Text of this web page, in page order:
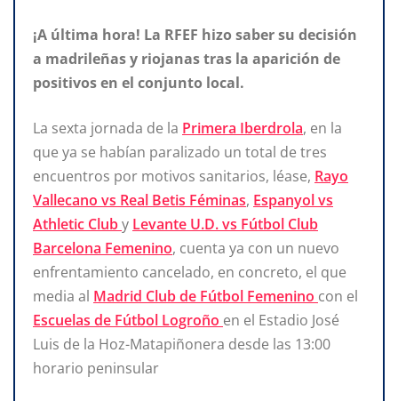
¡A última hora! La RFEF hizo saber su decisión
a madrileñas y riojanas tras la aparición de
positivos en el conjunto local.
La sexta jornada de la Primera Iberdrola, en la
que ya se habían paralizado un total de tres
encuentros por motivos sanitarios, léase, Rayo
Vallecano vs Real Betis Féminas, Espanyol vs
Athletic Cluby Levante U.D. vs Fútbol Club
Barcelona Femenino, cuenta ya con un nuevo
enfrentamiento cancelado, en concreto, el que
media al Madrid Club de Fútbol Femenino con el
Escuelas de Fútbol Logroño en el Estadio José
Luis de la Hoz-Matapiñonera desde las 13:00
horario peninsular